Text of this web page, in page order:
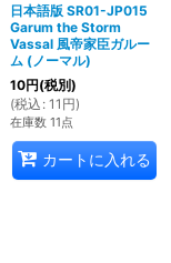
日本語版 SR01-JP015
Garum the Storm
Vassal 風帝家臣ガルー
ム (ノーマル)
10円(税別)
(税込 : 11 円)
在庫数 11点
カートに入れる